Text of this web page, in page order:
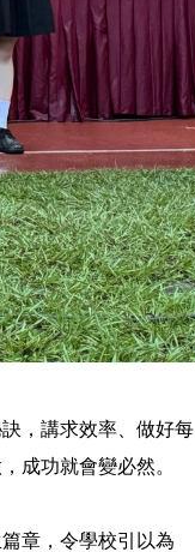
，講求效率、做好每
成功就會變必然。
章，令學校引以為